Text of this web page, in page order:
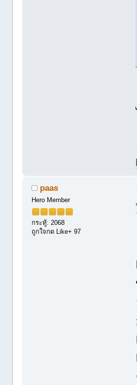
paas
Hero Member
กระทู้: 2068
ถูกใจกด Like+ 97